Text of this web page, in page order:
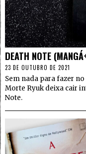
DEATH NOTE
23 DE OUTUBRO DE 2021
Sem nada para fazer
Morte Ryuk deixa cair
Note.